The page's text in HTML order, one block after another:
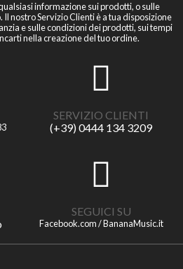
informazione sui prodotti, o sulle
nostro Servizio Clienti è a tua disposizione
e sulle condizioni dei prodotti, sui tempi
nella creazione del tuo ordine.
SERVIZIO CLIENTI
(+39) 0444 134 3209
SEGUICI SU
Facebook.com / BananaMusic.it